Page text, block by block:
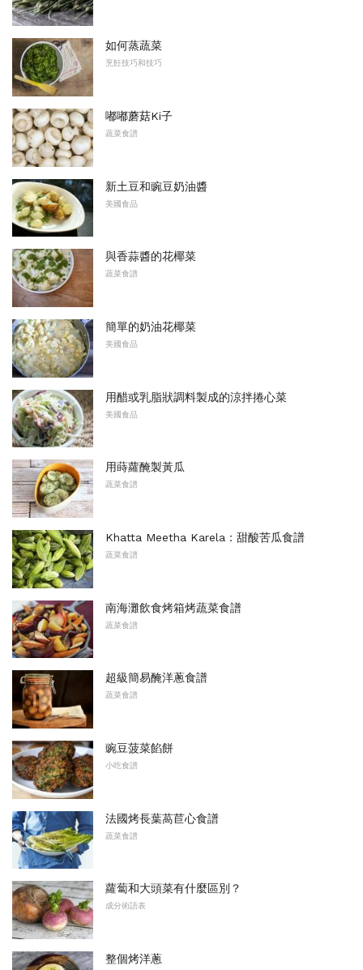
如何蒸蔬菜
烹飪技巧和技巧
嘟嘟蘑菇Ki子
蔬菜食譜
新土豆和豌豆奶油醬
美國食品
與香蒜醬的花椰菜
蔬菜食譜
簡單的奶油花椰菜
美國食品
用醋或乳脂狀調料製成的涼拌捲心菜
美國食品
用蒔蘿醃製黃瓜
蔬菜食譜
Khatta Meetha Karela：甜酸苦瓜食譜
蔬菜食譜
南海灘飲食烤箱烤蔬菜食譜
蔬菜食譜
超級簡易醃洋蔥食譜
蔬菜食譜
豌豆菠菜餡餅
小吃食譜
法國烤長葉萵苣心食譜
蔬菜食譜
蘿蔔和大頭菜有什麼區別？
成分術語表
整個烤洋蔥